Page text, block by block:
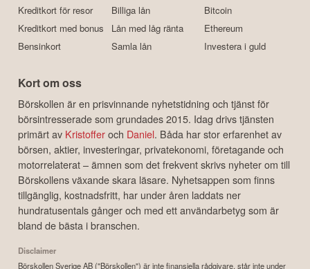
Kreditkort för resor
Kreditkort med bonus
Bensinkort
Billiga lån
Lån med låg ränta
Samla lån
Bitcoin
Ethereum
Investera i guld
Kort om oss
Börskollen är en prisvinnande nyhetstidning och tjänst för
börsintresserade som grundades 2015. Idag drivs tjänsten
primärt av Kristofferoch Daniel. Båda har stor erfarenhet av
börsen, aktier, investeringar, privatekonomi, företagande och
motorrelaterat – ämnen som det frekvent skrivs nyheter om till
Börskollens växande skara läsare. Nyhetsappen som finns
tillgänglig, kostnadsfritt, har under åren laddats ner
hundratusentals gånger och med ett användarbetyg som är
bland de bästa i branschen.
Disclaimer
Börskollen Sverige AB ("Börskollen") är inte finansiella rådgivare, står inte under